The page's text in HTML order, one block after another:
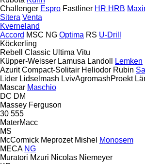
Challenger Espro Fastliner HR HRB
Sitera Venta
Kverneland
Accord MSC NG Optima RS U-Drill
Köckerling
Rebell Classic Ultima Vitu
Küpper-Weisser Lamusa Landoll
Lemken
Azurit Compact-Solitair Heliodor Rubin
Lider Lidselmash LvivAgromashProekt
Mascar Maschio
DC DM
Massey Ferguson
30 555
MaterMacc
MS
McCormick Meprozet Mishel Monosem
MECA NG
Muratori Mzuri Nicolas Niemeyer